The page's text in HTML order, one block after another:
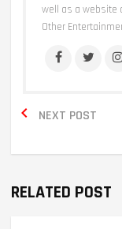
well as a website
Other
NEXT POST

RELATED POST